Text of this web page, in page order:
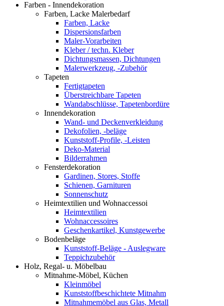
Farben - Innendekoration
Farben, Lacke Malerbedarf
Farben, Lacke
Dispersionsfarben
Maler-Vorarbeiten
Kleber / techn. Kleber
Dichtungsmassen, Dichtungen
Malerwerkzeug, -Zubehör
Tapeten
Fertigtapeten
Überstreichbare Tapeten
Wandabschlüsse, Tapetenbordüre
Innendekoration
Wand- und Deckenverkleidung
Dekofolien, -beläge
Kunststoff-Profile, -Leisten
Deko-Material
Bilderrahmen
Fensterdekoration
Gardinen, Stores, Stoffe
Schienen, Garnituren
Sonnenschutz
Heimtextilien und Wohnaccessoi
Heimtextilien
Wohnaccessoires
Geschenkartikel, Kunstgewerbe
Bodenbeläge
Kunststoff-Beläge - Auslegware
Teppichzubehör
Holz, Regal- u. Möbelbau
Mitnahme-Möbel, Küchen
Kleinmöbel
Kunststoffbeschichtete Mitnahm
Mitnahmemöbel aus Glas, Metall